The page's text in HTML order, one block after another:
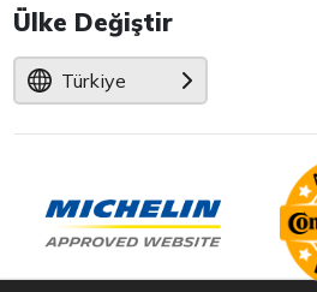
Ülke Değiştir
Türkiye